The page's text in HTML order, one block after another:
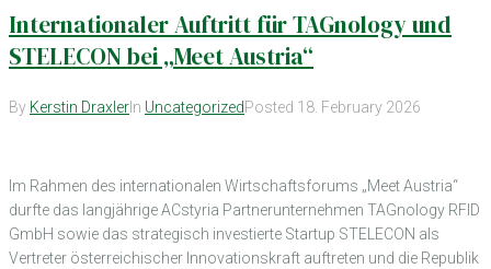
Internationaler Auftritt für TAGnology und
STELECON bei „Meet Austria“
By Kerstin Draxler In UncategorizedPosted 18. February 2026
Im Rahmen des internationalen Wirtschaftsforums „Meet Austria“
durfte das langjährige ACstyria Partnerunternehmen TAGnology RFID
GmbH sowie das strategisch investierte Startup STELECON als
Vertreter österreichischer Innovationskraft auftreten und die Republik